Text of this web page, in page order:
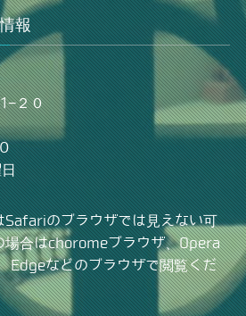
報
２０
Safariのブラウザでは見えない可
場合はchoromeブラウザ、Opera
などのブラウザで閲覧くだ